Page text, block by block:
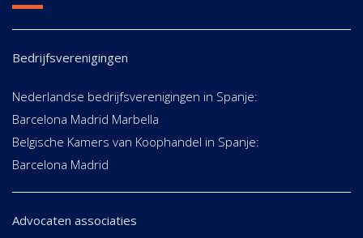
Bedrijfsverenigingen
Nederlandse bedrijfsverenigingen in Spanje:
Barcelona Madrid Marbella
Belgische Kamers van Koophandel in Spanje:
Barcelona Madrid
Advocaten associaties